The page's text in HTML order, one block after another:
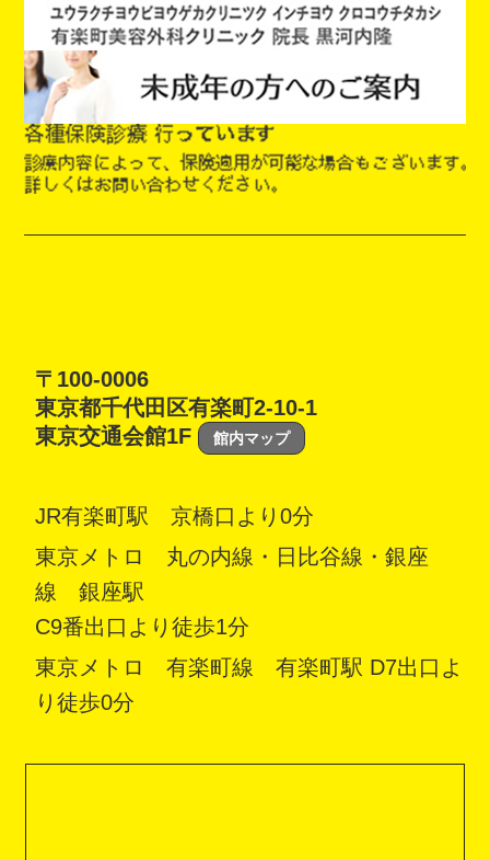
〒100-0006
東京都千代田区有楽町2-10-1
東京交通会館1F
館内マップ
JR有楽町駅 京橋口より0分
東京メトロ 丸の内線・日比谷線・銀座
線 銀座駅
C9番出口より徒歩1分
東京メトロ 有楽町線 有楽町駅 D7出口よ
り徒歩0分